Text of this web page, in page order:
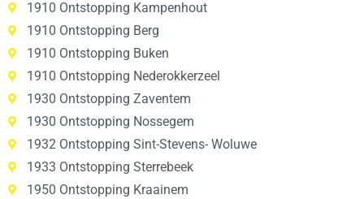
1910 Ontstopping Kampenhout
1910 Ontstopping Berg
1910 Ontstopping Buken
1910 Ontstopping Nederokkerzeel
1930 Ontstopping Zaventem
1930 Ontstopping Nossegem
1932 Ontstopping Sint-Stevens- Woluwe
1933 Ontstopping Sterrebeek
1950 Ontstopping Kraainem